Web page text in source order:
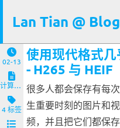
Lan Tian @ Blog
02-13
计算机与客户端
4 标签
使用现代格式
- H265 与 HEIF
很多人都会保存有每
生重要时刻的图片和
频，并且把它们都保